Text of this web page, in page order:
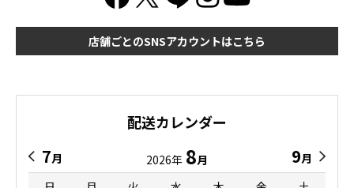
店舗ごとのSNSアカウントはこちら
配送カレンダー
7月 2026年 8月 9月